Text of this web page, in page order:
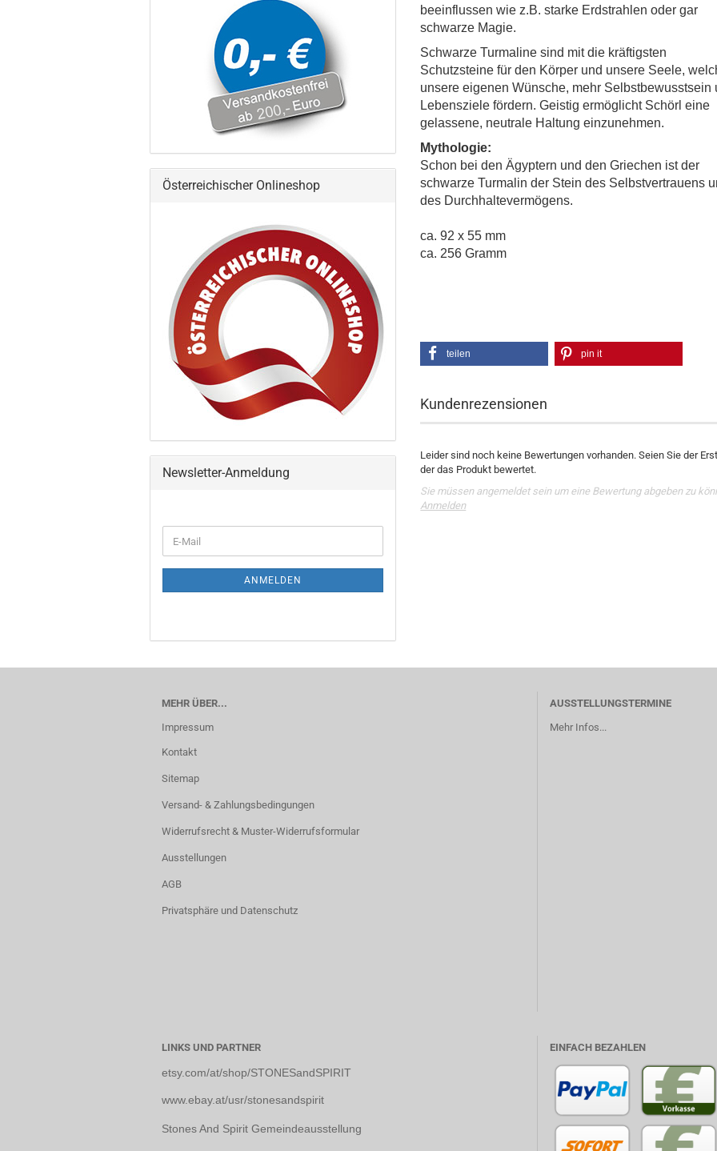
beeinflussen wie z.B. starke Erdstrahlen oder gar
schwarze Magie.
Schwarze Turmaline sind mit die kräftigsten
Schutzsteine für den Körper und unsere Seele,
unsere eigenen Wünsche, mehr Selbstbewusstsein
Lebensziele fördern. Geistig ermöglicht Schörl eine
gelassene, neutrale Haltung einzunehmen.
Mythologie:
Schon bei den Ägyptern und den Griechen ist der
schwarze Turmalin der Stein des Selbstvertrauens
des Durchhaltevermögens.
ca. 92 x 55 mm
ca. 256 Gramm
teilen pin it
Kundenrezensionen
Leider sind noch keine Bewertungen vorhanden. Seien Sie der
der das Produkt bewertet.
Sie müssen angemeldet sein um eine Bewertung abgeben zu
Anmelden
Österreichischer Onlineshop
Newsletter-Anmeldung
ANMELDEN
MEHR ÜBER...
Impressum
Kontakt
Sitemap
Versand- & Zahlungsbedingungen
Widerrufsrecht & Muster-Widerrufsformular
Ausstellungen
AGB
Privatsphäre und Datenschutz
AUSSTELLUNGSTERMINE
Mehr Infos...
LINKS UND PARTNER
etsy.com/at/shop/STONESandSPIRIT
www.ebay.at/usr/stonesandspirit
Stones And Spirit Gemeindeausstellung
EINFACH BEZAHLEN